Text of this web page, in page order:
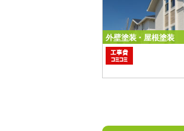
外壁塗装・屋根塗装
工事費
コミコミ